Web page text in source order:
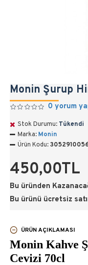
Monin Şurup
0 yorum
450,00TL
Bu üründen
Bu ürünü ücretsiz
Stok Durumu: Tükendi
Marka: Monin
Ürün Kodu:
ÜRÜN AÇIKLAMASI
Monin Kahve
Cevizi 70cl